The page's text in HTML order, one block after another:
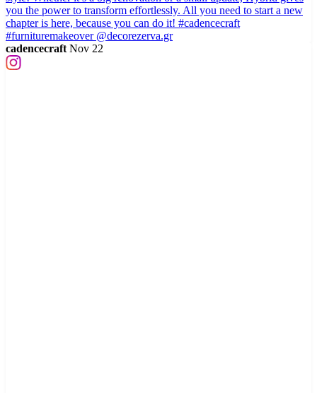
cadencecraft Nov 22